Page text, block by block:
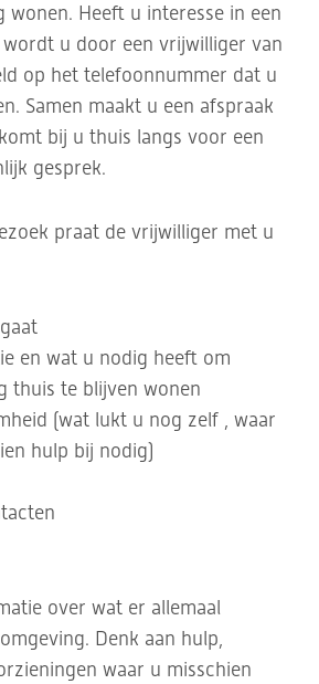
wonen. Heeft u interesse in een
wordt u door een vrijwilliger van
op het telefoonnummer dat u
Samen maakt u een afspraak
bij u thuis langs voor een
gesprek.
praat de vrijwilliger met u
en wat u nodig heeft om
thuis te blijven wonen
(wat lukt u nog zelf , waar
hulp bij nodig)
over wat er allemaal
Denk aan hulp,
waar u misschien